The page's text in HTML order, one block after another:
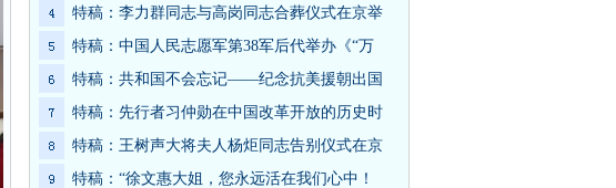
特稿：李力群同志与高岗同志合葬仪式在京举
特稿：中国人民志愿军第38军后代举办《“万
特稿：共和国不会忘记——纪念抗美援朝出国
特稿：先行者习仲勋在中国改革开放的历史时
特稿：王树声大将夫人杨炬同志告别仪式在京
特稿：“徐文惠大姐，您永远活在我们心中！